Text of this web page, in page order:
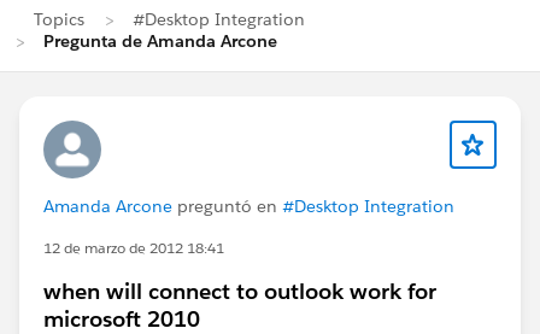
Topics
#Desktop Integration
Pregunta de Amanda Arcone
Amanda Arcone preguntó en #Desktop Integration
12 de marzo de 2012 18:41
when will connect to outlook work for
microsoft 2010